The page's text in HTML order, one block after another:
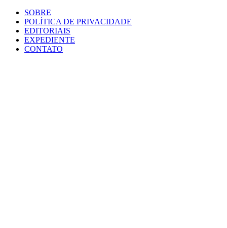
SOBRE
POLÍTICA DE PRIVACIDADE
EDITORIAIS
EXPEDIENTE
CONTATO